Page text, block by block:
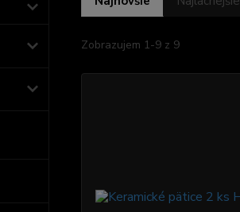
Zobrazujem 1-9 z 9